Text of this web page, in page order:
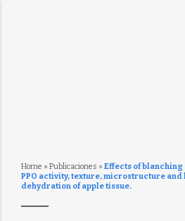
Home » Publicaciones » Effects of
PPO activity, texture, microstructure and
dehydration of apple tissue.